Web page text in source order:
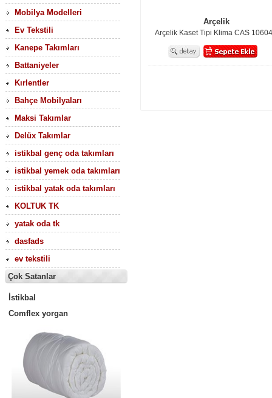
Mobilya Modelleri
Ev Tekstili
Kanepe Takımları
Battaniyeler
Kırlentler
Bahçe Mobilyaları
Maksi Takımlar
Delüx Takımlar
istikbal genç oda takımları
istikbal yemek oda takımları
istikbal yatak oda takımları
KOLTUK TK
yatak oda tk
dasfads
ev tekstili
Çok Satanlar
İstikbal
Comflex yorgan
Arçelik
Arçelik Kaset Tipi Klima CAS